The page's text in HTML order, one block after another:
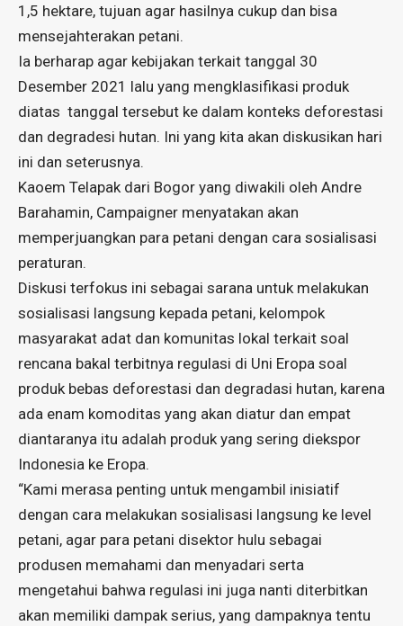
1,5 hektare, tujuan agar hasilnya cukup dan bisa
mensejahterakan petani.
Ia berharap agar kebijakan terkait tanggal 30
Desember 2021 lalu yang mengklasifikasi produk
diatas tanggal tersebut ke dalam konteks deforestasi
dan degradesi hutan. Ini yang kita akan diskusikan hari
ini dan seterusnya.
Kaoem Telapak dari Bogor yang diwakili oleh Andre
Barahamin, Campaigner menyatakan akan
memperjuangkan para petani dengan cara sosialisasi
peraturan.
Diskusi terfokus ini sebagai sarana untuk melakukan
sosialisasi langsung kepada petani, kelompok
masyarakat adat dan komunitas lokal terkait soal
rencana bakal terbitnya regulasi di Uni Eropa soal
produk bebas deforestasi dan degradasi hutan, karena
ada enam komoditas yang akan diatur dan empat
diantaranya itu adalah produk yang sering diekspor
Indonesia ke Eropa.
“Kami merasa penting untuk mengambil inisiatif
dengan cara melakukan sosialisasi langsung ke level
petani, agar para petani disektor hulu sebagai
produsen memahami dan menyadari serta
mengetahui bahwa regulasi ini juga nanti diterbitkan
akan memiliki dampak serius, yang dampaknya tentu